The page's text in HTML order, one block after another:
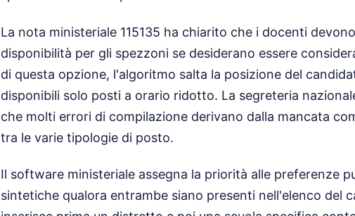
La nota ministeriale 115135 ha chiarito che i docenti
disponibilità per gli spezzoni se desiderano essere
di questa opzione, l'algoritmo salta la posizione del
disponibili solo posti a orario ridotto. La segreteria
che molti errori di compilazione derivano dalla mancata
tra le varie tipologie di posto.
Il software ministeriale assegna la priorità alle preferenze
sintetiche qualora entrambe siano presenti nell'elenco del